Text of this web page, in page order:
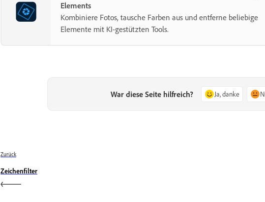
Elements
Kombiniere Fotos, tausche Farben aus und entferne beliebige
Elemente mit KI-gestützten Tools.
War diese Seite hilfreich? Ja, danke
Zurück
Zeichenfilter